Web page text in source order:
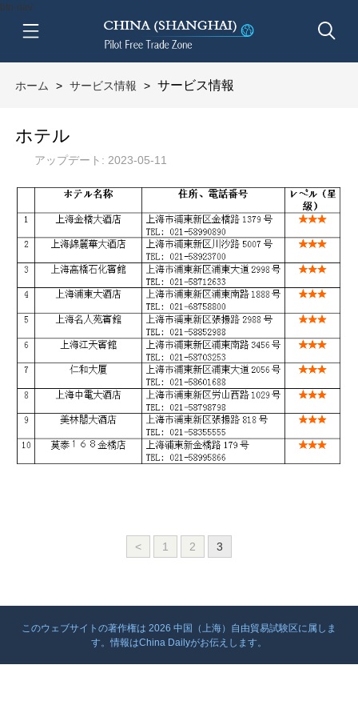
btn-nav
ホーム > サービス情報 > サービス情報
ホテル
アップデート: 2023-05-11
< 1 2 3
このウェブサイトの著作権は 2026 中国（上海）自由貿易試験区に属しま
す。情報はChina Dailyがお伝えします。